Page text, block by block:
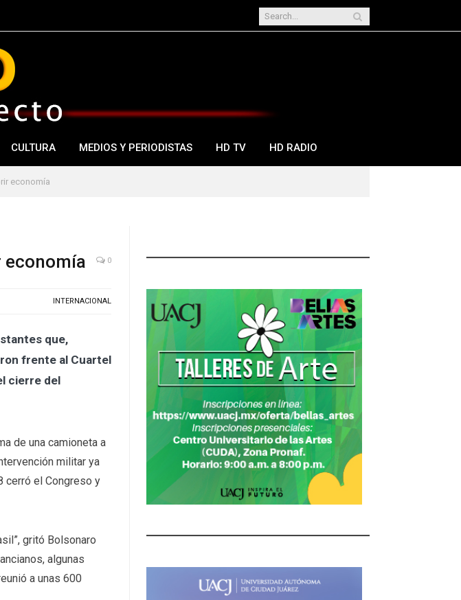
CULTURA MEDIOS Y PERIODISTAS HD TV HD RADIO
economía
economía 0
INTERNACIONAL
que,
frente al Cuartel
cierre del
de una camioneta a
militar ya
cerró el Congreso y
gritó Bolsonaro
algunas
a unas 600